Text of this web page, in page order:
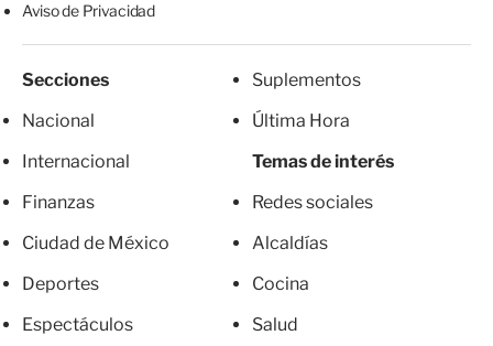
Aviso de Privacidad
Secciones
Nacional
Internacional
Finanzas
Ciudad de México
Deportes
Espectáculos
Suplementos
Última Hora
Temas de interés
Redes sociales
Alcaldías
Cocina
Salud